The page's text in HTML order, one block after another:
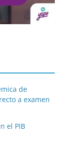
de
a examen
el PIB